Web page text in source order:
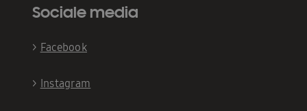
Sociale media
> Facebook
> Instagram